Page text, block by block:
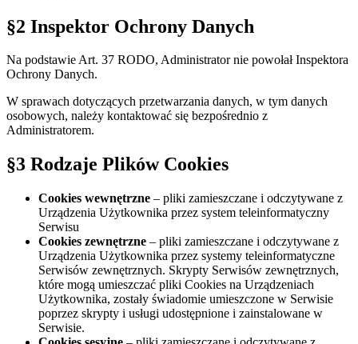
§2 Inspektor Ochrony Danych
Na podstawie Art. 37 RODO, Administrator nie powołał Inspektora
Ochrony Danych.
W sprawach dotyczących przetwarzania danych, w tym danych
osobowych, należy kontaktować się bezpośrednio z
Administratorem.
§3 Rodzaje Plików Cookies
Cookies wewnętrzne – pliki zamieszczane i odczytywane z
Urządzenia Użytkownika przez system teleinformatyczny
Serwisu
Cookies zewnętrzne – pliki zamieszczane i odczytywane z
Urządzenia Użytkownika przez systemy teleinformatyczne
Serwisów zewnętrznych. Skrypty Serwisów zewnętrznych,
które mogą umieszczać pliki Cookies na Urządzeniach
Użytkownika, zostały świadomie umieszczone w Serwisie
poprzez skrypty i usługi udostępnione i zainstalowane w
Serwisie.